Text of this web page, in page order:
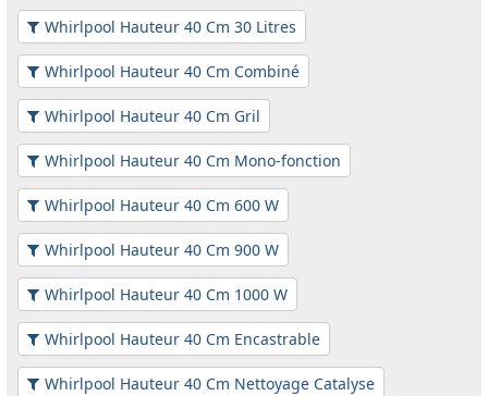
Whirlpool Hauteur 40 Cm 30 Litres
Whirlpool Hauteur 40 Cm Combiné
Whirlpool Hauteur 40 Cm Gril
Whirlpool Hauteur 40 Cm Mono-fonction
Whirlpool Hauteur 40 Cm 600 W
Whirlpool Hauteur 40 Cm 900 W
Whirlpool Hauteur 40 Cm 1000 W
Whirlpool Hauteur 40 Cm Encastrable
Whirlpool Hauteur 40 Cm Nettoyage Catalyse